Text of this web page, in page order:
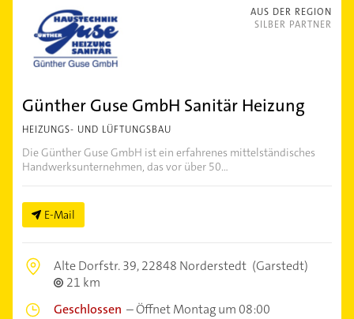
AUS DER REGION
SILBER PARTNER
Günther Guse GmbH Sanitär Heizung
HEIZUNGS- UND LÜFTUNGSBAU
Die Günther Guse GmbH ist ein erfahrenes mittelständisches
Handwerksunternehmen, das vor über 50...
E-Mail
Alte Dorfstr. 39,22848 Norderstedt (Garstedt)
21 km
Geschlossen –Öffnet Montag um 08:00